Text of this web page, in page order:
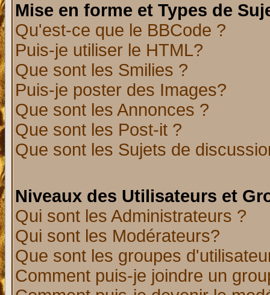
Mise en forme et Types de
Qu'est-ce que le BBCode ?
Puis-je utiliser le HTML?
Que sont les Smilies ?
Puis-je poster des Images?
Que sont les Annonces ?
Que sont les Post-it ?
Que sont les Sujets de
Niveaux des Utilisateurs et
Qui sont les Administrateurs ?
Qui sont les Modérateurs?
Que sont les groupes
Comment puis-je joindre un